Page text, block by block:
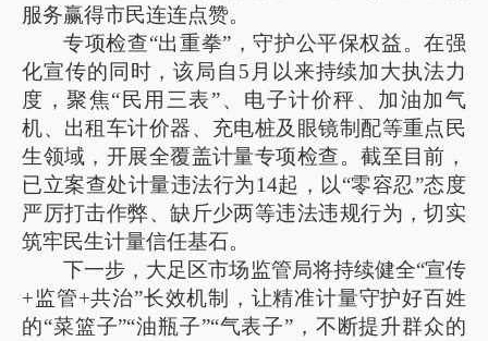
服务赢得市民连连点赞。
专项检查“出重拳”，守护公平保权益。在强
化宣传的同时，该局自5月以来持续加大执法力
度，聚焦“民用三表”、电子计价秤、加油加气
机、出租车计价器、充电桩及眼镜制配等重点民
生领域，开展全覆盖计量专项检查。截至目前，
已立案查处计量违法行为14起，以“零容忍”态度
严厉打击作弊、缺斤少两等违法违规行为，切实
筑牢民生计量信任基石。
下一步，大足区市场监管局将持续健全“宣传
+监管+共治”长效机制，让精准计量守护好百姓
的“菜篮子”“油瓶子”“气表子”，不断提升群众的